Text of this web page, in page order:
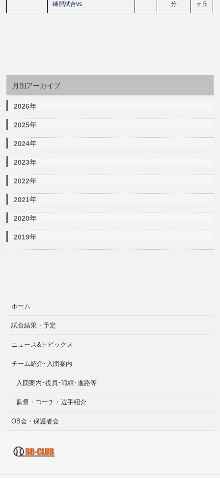
練習試合vs
分
ヶ丘
月別アーカイブ
2026年
2025年
2024年
2023年
2022年
2021年
2020年
2019年
ホーム
試合結果・予定
ニュース&トピックス
チーム紹介･入団案内
入団案内･役員･戦績･進路等
監督・コーチ・選手紹介
OB会・保護者会